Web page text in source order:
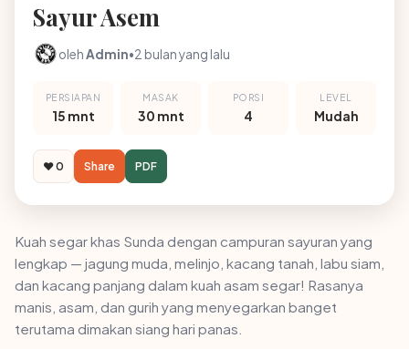
Sayur Asem
olehAdmin•2 bulan yang lalu
PERSIAPAN
15 mnt
MASAK
30 mnt
PORSI
4
LEVEL
Mudah
❤️ 0 Share PDF
Kuah segar khas Sunda dengan campuran sayuran yang
lengkap — jagung muda, melinjo, kacang tanah, labu siam,
dan kacang panjang dalam kuah asam segar! Rasanya
manis, asam, dan gurih yang menyegarkan banget
terutama dimakan siang hari panas.